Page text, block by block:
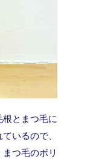
とまつ毛に
いるので、
つ毛のボリ